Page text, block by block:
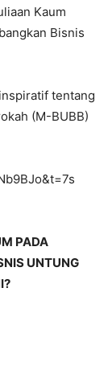
Kaum
Bisnis
tentang
(M-BUBB)
PADA
UNTUNG